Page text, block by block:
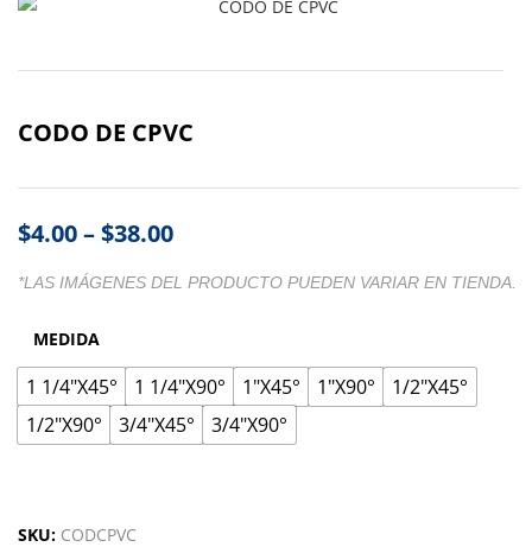
CODO DE CPVC
$4.00–$38.00
*LAS IMÁGENES DEL PRODUCTO PUEDEN VARIAR EN TIENDA.
MEDIDA
1 1/4"X45° 1 1/4"X90° 1"X45° 1"X90°
1/2"X45°
1/2"X90°
3/4"X45° 3/4"X90°
SKU: CODCPVC